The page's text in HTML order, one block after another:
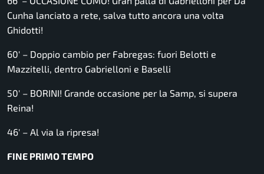
Cunha lanciato a rete, salva tutto ancora una volta
Ghidotti!
60′ – Doppio cambio per Fabregas: fuori Belotti e
Mazzitelli, dentro Gabrielloni e Baselli
50′ – BORINI! Grande occasione per la Samp, si supera
Reina!
46′ – Al via la ripresa!
FINE PRIMO TEMPO